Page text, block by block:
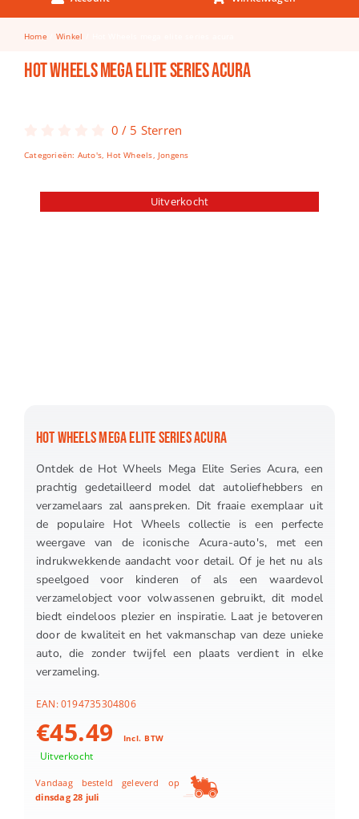
Keuken & Tafelen
Kinderfietsen
Knutselen
Spellen
Puzzels
Home Winkel
Hot Wheels mega elite series acura
0 / 5 Sterren
Categorieën: Auto's, Hot Wheels, Jongens
Uitverkocht
HOT WHEELS MEGA ELITE SERIES ACURA
Ontdek de Hot Wheels Mega Elite Series Acura, een
prachtig gedetailleerd model dat autoliefhebbers en
verzamelaars zal aanspreken. Dit fraaie exemplaar uit
de populaire Hot Wheels collectie is een perfecte
weergave van de iconische Acura-auto's, met een
indrukwekkende aandacht voor detail. Of je het nu als
speelgoed voor kinderen of als een waardevol
verzamelobject voor volwassenen gebruikt, dit model
biedt eindeloos plezier en inspiratie. Laat je betoveren
door de kwaliteit en het vakmanschap van deze unieke
auto, die zonder twijfel een plaats verdient in elke
verzameling.
EAN:0194735304806
€45.49 Incl. BTW
Uitverkocht
Vandaag besteld geleverd op
dinsdag 28 juli